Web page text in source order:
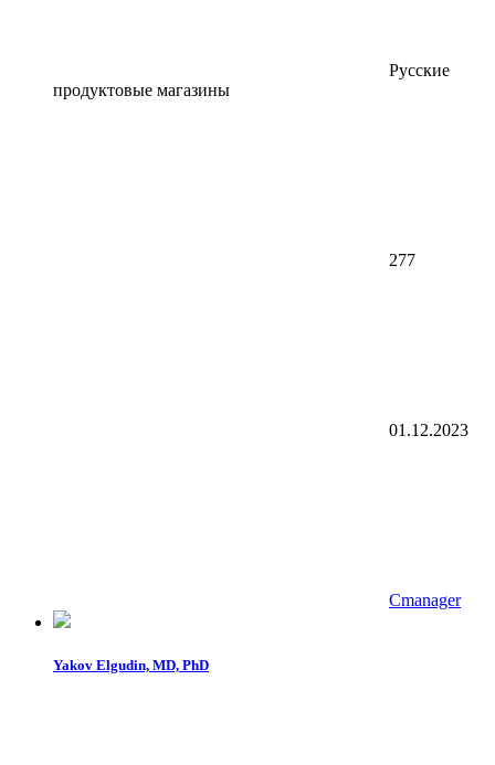
Русские
продуктовые магазины
277
01.12.2023
Cmanager
Yakov Elgudin, MD, PhD